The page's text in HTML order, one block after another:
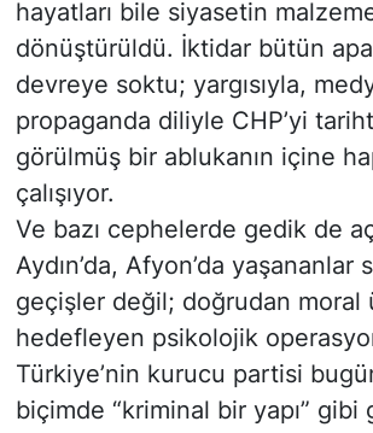
hayatları bile siyasetin
dönüştürüldü. İktidar bütün
devreye soktu; yargısıyla,
propaganda diliyle CHP’yi
görülmüş bir ablukanın içine
çalışıyor.
Ve bazı cephelerde gedik de
Aydın’da, Afyon’da yaşananlar
geçişler değil; doğrudan moral
hedefleyen psikolojik
Türkiye’nin kurucu partisi
biçimde “kriminal bir yapı” gibi